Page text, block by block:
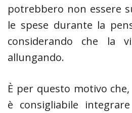
potrebbero non essere
le spese durante la
considerando che la
allungando.
È per questo motivo
è consigliabile